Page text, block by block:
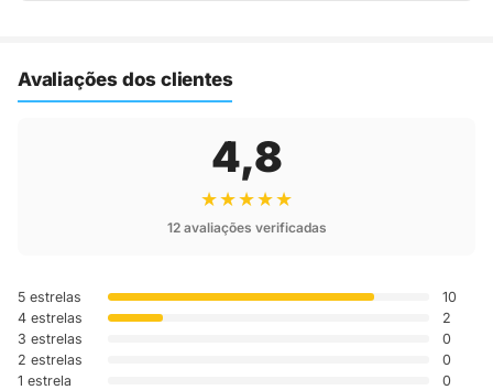
Avaliações dos clientes
4,8
★★★★★
12 avaliações verificadas
5 estrelas
10
4 estrelas
2
3 estrelas
0
2 estrelas
0
1 estrela
0